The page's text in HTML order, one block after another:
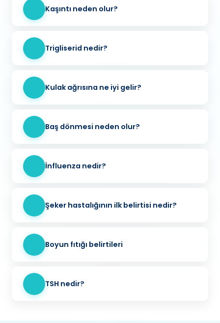
Kaşıntı neden olur?
Trigliserid nedir?
Kulak ağrısına ne iyi gelir?
Baş dönmesi neden olur?
İnfluenza nedir?
Şeker hastalığının ilk belirtisi nedir?
Boyun fıtığı belirtileri
TSH nedir?